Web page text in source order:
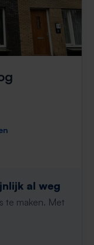
al weg
te maken. Met